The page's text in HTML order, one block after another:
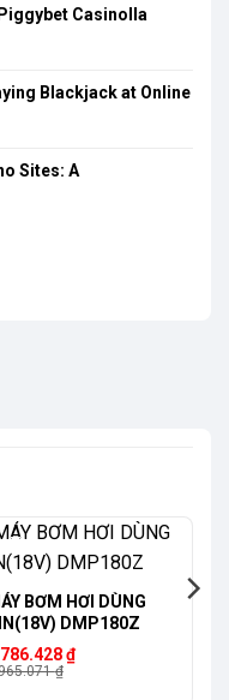
Casinolla
Blackjack at Online
-9%
BƠM HƠI DÙNG
PIN(18V) DMP180Z
₫
₫